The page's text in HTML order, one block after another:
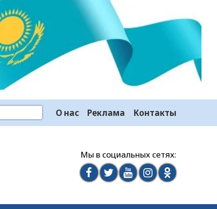
О нас Реклама Контакты
Мы в социальных сетях: